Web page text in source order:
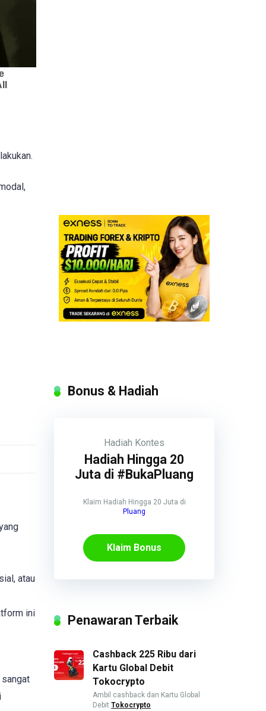
atau
ini
Bonus & Hadiah
Hadiah Kontes
Hadiah Hingga 20
Juta di #BukaPluang
Klaim Hadiah Hingga 20 Juta di
Pluang
Klaim Bonus
Penawaran Terbaik
Cashback 225 Ribu dari
Kartu Global Debit
Tokocrypto
Ambil cashback dan Kartu Global
Debit Tokocrypto